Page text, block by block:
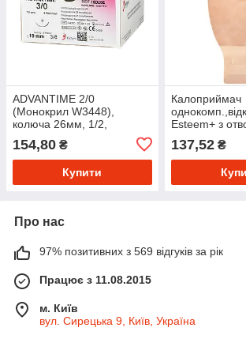
ADVANTIME 2/0
(Монокрил W3448),
колюча 26мм, 1/2,
довжина 70см, фіолетова
154,80 ₴
Купити
Калоприймач
Esteem+ з
InvisiClose,
20-70 mm
137,52₴
Про нас
97% позитивних з 569 відгуків за рік
Працює з 11.08.2015
м. Київ
вул. Сирецька 9, Київ, Україна